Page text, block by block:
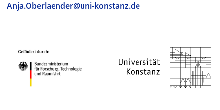
Anja.Oberlaender@uni-konstanz.de